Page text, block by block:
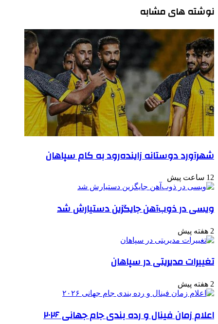
نوشته های مشابه
شهرآورد دوستانه زاینده‌رود به کام سپاهان
12 ساعت پیش
ویسی در ذوب‌آهن جایگزین دستیارش شد
2 هفته پیش
تغییرات مدیریتی در سپاهان
2 هفته پیش
اعلام زمان فینال و رده بندی جام جهانی ۲۰۲۶